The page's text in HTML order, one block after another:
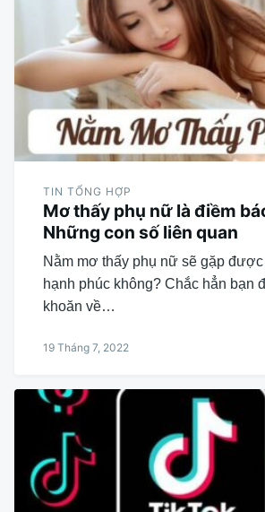
TIN TỔNG HỢP
Mơ thấy phụ nữ là điềm
Những con số liên quan
Nằm mơ thấy phụ nữ sẽ gặp được
hạnh phúc không? Chắc hẳn bạn
khoăn về…
19 Tháng 7, 2022